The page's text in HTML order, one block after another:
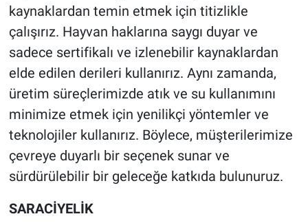
kaynaklardan temin etmek için titizlikle
çalışırız. Hayvan haklarına saygı duyar ve
sadece sertifikalı ve izlenebilir kaynaklardan
elde edilen derileri kullanırız. Aynı zamanda,
üretim süreçlerimizde atık ve su kullanımını
minimize etmek için yenilikçi yöntemler ve
teknolojiler kullanırız. Böylece, müşterilerimize
çevreye duyarlı bir seçenek sunar ve
sürdürülebilir bir geleceğe katkıda bulunuruz.
SARACİYELİK